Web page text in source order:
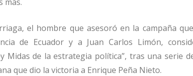
el hombre que asesoró en la campaña
de Ecuador y a Juan Carlos Limón,
Midas de la estrategia política”, tras una serie
que dio la victoria a Enrique Peña Nieto.